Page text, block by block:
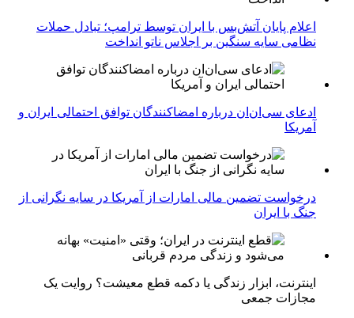
اعلام پایان آتش‌بس با ایران توسط ترامپ؛ تبادل حملات
نظامی سایه سنگین بر اجلاس ناتو انداخت
ادعای سی‌ان‌ان درباره امضاکنندگان توافق احتمالی ایران و
آمریکا
درخواست تضمین مالی امارات از آمریکا در سایه نگرانی از
جنگ با ایران
اینترنت، ابزار زندگی یا دکمه قطع معیشت؟ روایت یک
مجازات جمعی